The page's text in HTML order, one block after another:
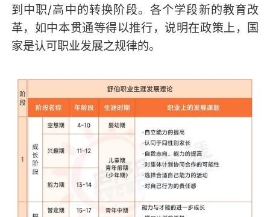
到中职/高中的转换阶段。各个学段新的教育改
革，如中本贯通等得以推行，说明在政策上，国
家是认可职业发展之规律的。